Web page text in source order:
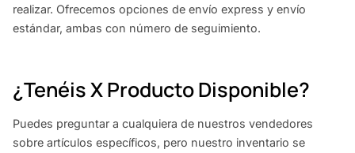
realizar. Ofrecemos opciones de envío express y envío
estándar, ambas con número de seguimiento.
¿Tenéis X Producto Disponible?
Puedes preguntar a cualquiera de nuestros vendedores
sobre artículos específicos, pero nuestro inventario se